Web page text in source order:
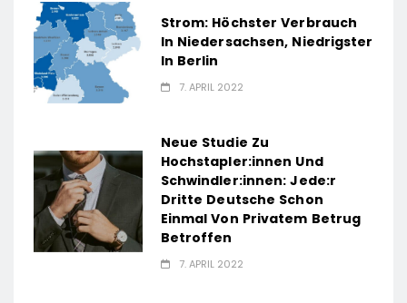
Strom: Höchster Verbrauch
In Niedersachsen, Niedrigster
In Berlin
7. APRIL 2022
Neue Studie Zu
Hochstapler:innen Und
Schwindler:innen: Jede:r
Dritte Deutsche Schon
Einmal Von Privatem Betrug
Betroffen
7. APRIL 2022